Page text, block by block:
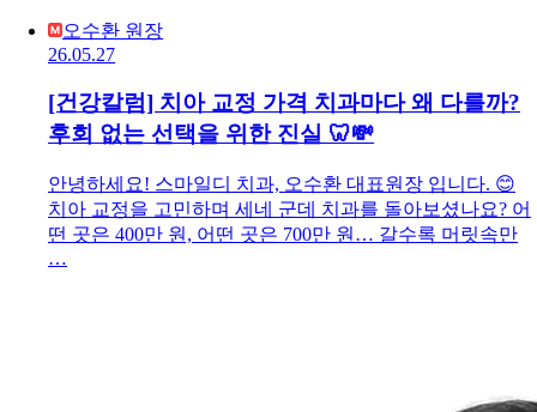
오수환 원장
26.05.27
[건강칼럼] 치아 교정 가격 치과마다 왜 다를까?
후회 없는 선택을 위한 진실 🦷💸
안녕하세요! 스마일디 치과, 오수환 대표원장 입니다. 😊
치아 교정을 고민하며 세네 군데 치과를 돌아보셨나요? 어
떤 곳은 400만 원, 어떤 곳은 700만 원… 갈수록 머릿속만
…